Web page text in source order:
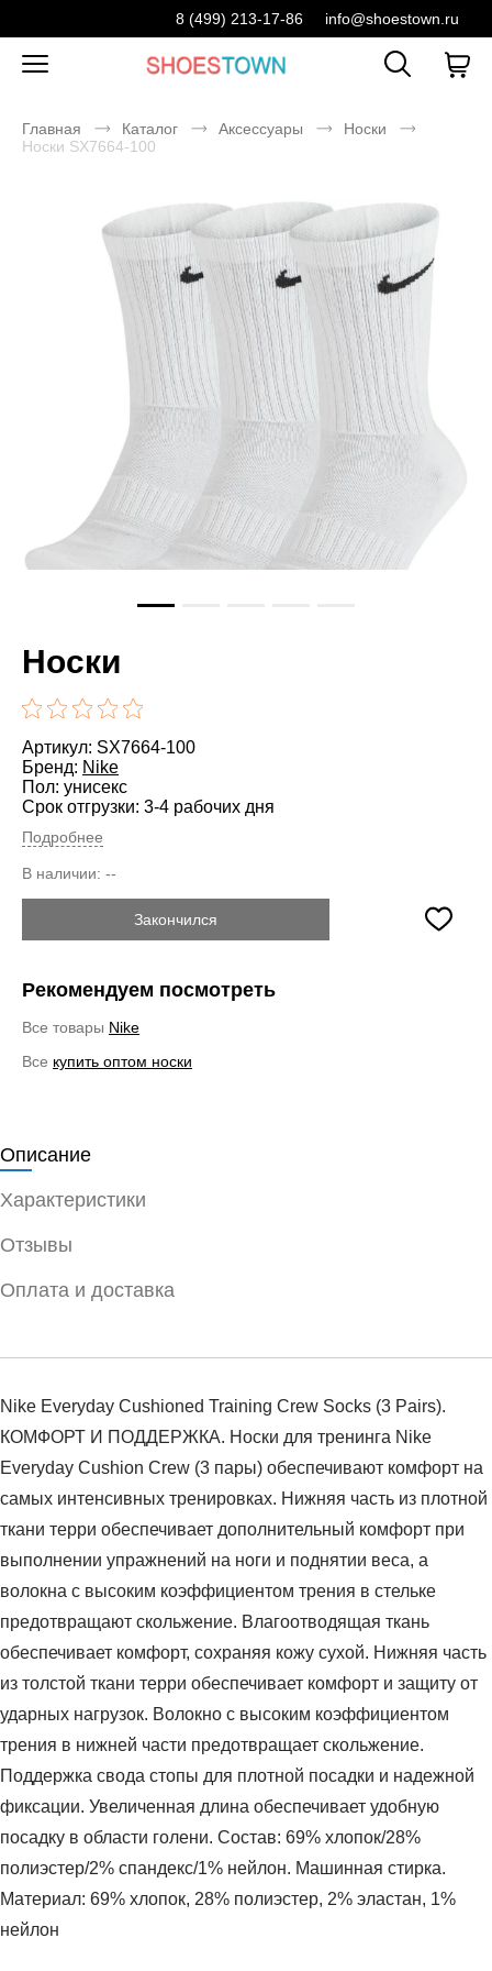
8 (499) 213-17-86 info@shoestown.ru
Главная Каталог Аксессуары
Носки
Носки SX7664-100
Носки
Артикул: SX7664-100
Бренд: Nike
Пол: унисекс
Срок отгрузки: 3-4 рабочих дня
Подробнее
В наличии: --
Закончился
Рекомендуем посмотреть
Все товары Nike
Все купить оптом носки
Описание
Характеристики
Отзывы
Оплата и доставка
Nike Everyday Cushioned Training Crew Socks (3 Pairs).
КОМФОРТ И ПОДДЕРЖКА. Носки для тренинга Nike
Everyday Cushion Crew (3 пары) обеспечивают комфорт на
самых интенсивных тренировках. Нижняя часть из плотной
ткани терри обеспечивает дополнительный комфорт при
выполнении упражнений на ноги и поднятии веса, а
волокна с высоким коэффициентом трения в стельке
предотвращают скольжение. Влагоотводящая ткань
обеспечивает комфорт, сохраняя кожу сухой. Нижняя часть
из толстой ткани терри обеспечивает комфорт и защиту от
ударных нагрузок. Волокно с высоким коэффициентом
трения в нижней части предотвращает скольжение.
Поддержка свода стопы для плотной посадки и надежной
фиксации. Увеличенная длина обеспечивает удобную
посадку в области голени. Состав: 69% хлопок/28%
полиэстер/2% спандекс/1% нейлон. Машинная стирка.
Материал: 69% хлопок, 28% полиэстер, 2% эластан, 1%
нейлон